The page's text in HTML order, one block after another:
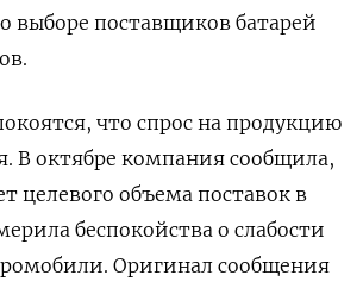
выборе поставщиков батарей
что спрос на продукцию
В октябре компания сообщила,
целевого объема поставок в
беспокойства о слабости
Оригинал сообщения